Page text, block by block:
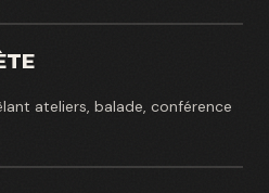
ateliers, balade, conférence